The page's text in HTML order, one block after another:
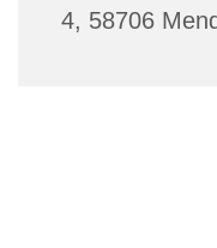
4, 58706